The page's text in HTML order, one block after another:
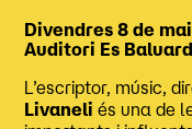
Divendres 8 de
Auditori Es
L’escriptor, músic,
Livaneli és una de